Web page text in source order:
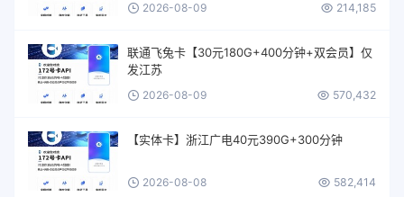
2026-08-09 214,185
联通飞兔卡【30元180G+400分钟+双会员】仅
发江苏
2026-08-09 570,432
【实体卡】浙江广电40元390G+300分钟
2026-08-08 582,414